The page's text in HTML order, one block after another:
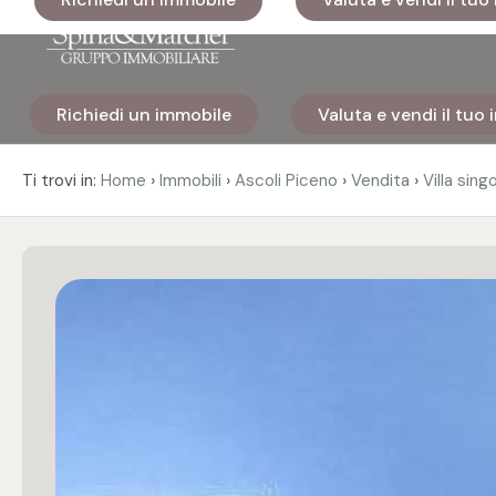
Richiedi un immobile Valuta e vendi il tuo
Ti trovi in: Home › Immobili › Ascoli Piceno › Vendita › Villa
Immobili
I nostri
cantieri
Codice
Contratto
Vendita